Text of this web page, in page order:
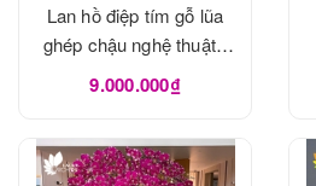
Lan hồ điệp tím gỗ lũa
ghép chậu nghệ thuật -
LHD1190
9.000.000₫